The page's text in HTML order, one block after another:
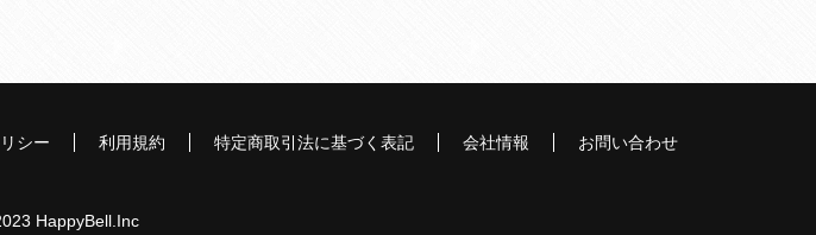
シー 利用規約 特定商取引法に基づく表記 会社情報 お問い合わせ
HappyBell.Inc